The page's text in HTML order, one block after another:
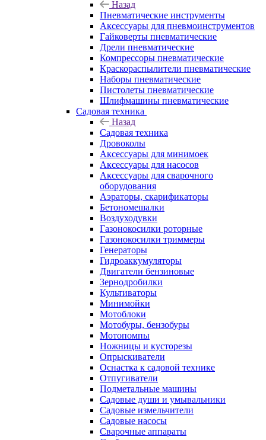
Назад
Пневматические инструменты
Аксессуары для пневмоинструментов
Гайковерты пневматические
Дрели пневматические
Компрессоры пневматические
Краскораспылители пневматические
Наборы пневматические
Пистолеты пневматические
Шлифмашины пневматические
Садовая техника
Назад
Садовая техника
Дровоколы
Аксессуары для минимоек
Аксессуары для насосов
Аксессуары для сварочного
оборудования
Аэраторы, скарификаторы
Бетономешалки
Воздуходувки
Газонокосилки роторные
Газонокосилки триммеры
Генераторы
Гидроаккумуляторы
Двигатели бензиновые
Зернодробилки
Культиваторы
Минимойки
Мотоблоки
Мотобуры, бензобуры
Мотопомпы
Ножницы и кусторезы
Опрыскиватели
Оснастка к садовой технике
Отпугиватели
Подметальные машины
Садовые души и умывальники
Садовые измельчители
Садовые насосы
Сварочные аппараты